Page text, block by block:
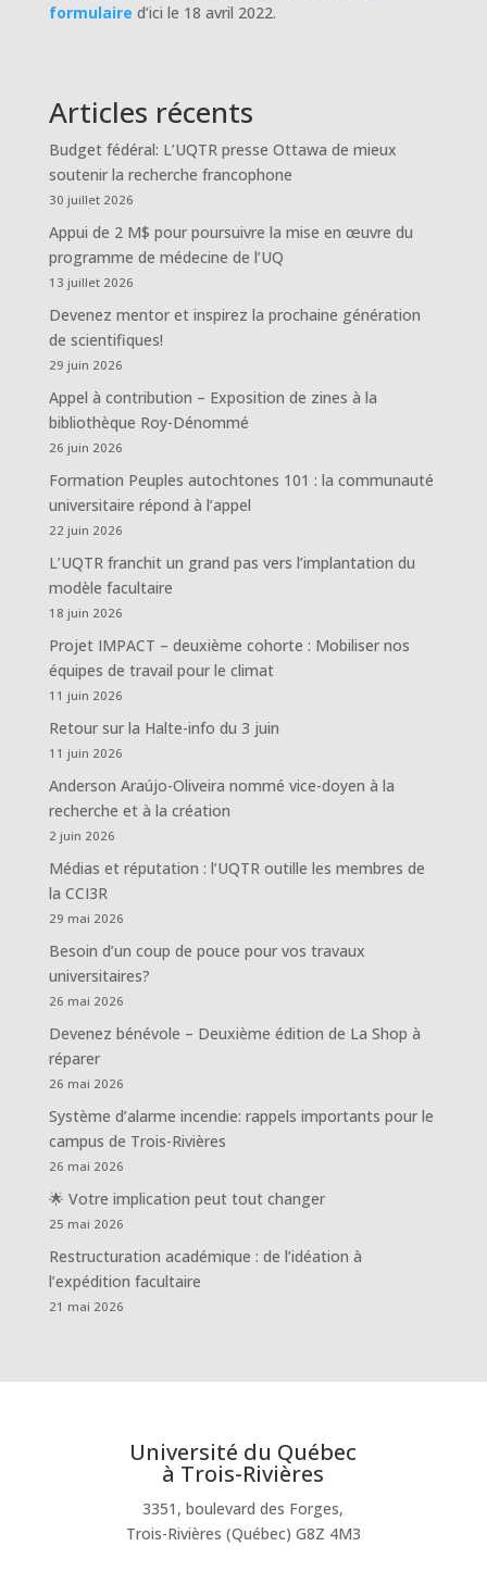
formulaire d’ici le 18 avril 2022.
Articles récents
Budget fédéral: L’UQTR presse Ottawa de mieux
soutenir la recherche francophone
30 juillet 2026
Appui de 2 M$ pour poursuivre la mise en œuvre du
programme de médecine de l’UQ
13 juillet 2026
Devenez mentor et inspirez la prochaine génération
de scientifiques!
29 juin 2026
Appel à contribution – Exposition de zines à la
bibliothèque Roy-Dénommé
26 juin 2026
Formation Peuples autochtones 101 : la communauté
universitaire répond à l’appel
22 juin 2026
L’UQTR franchit un grand pas vers l’implantation du
modèle facultaire
18 juin 2026
Projet IMPACT – deuxième cohorte : Mobiliser nos
équipes de travail pour le climat
11 juin 2026
Retour sur la Halte-info du 3 juin
11 juin 2026
Anderson Araújo-Oliveira nommé vice-doyen à la
recherche et à la création
2 juin 2026
Médias et réputation : l’UQTR outille les membres de
la CCI3R
29 mai 2026
Besoin d’un coup de pouce pour vos travaux
universitaires?
26 mai 2026
Devenez bénévole – Deuxième édition de La Shop à
réparer
26 mai 2026
Système d’alarme incendie: rappels importants pour le
campus de Trois-Rivières
26 mai 2026
🌟 Votre implication peut tout changer
25 mai 2026
Restructuration académique : de l’idéation à
l’expédition facultaire
21 mai 2026
Université du Québec
à Trois-Rivières
3351, boulevard des Forges,
Trois-Rivières (Québec) G8Z 4M3